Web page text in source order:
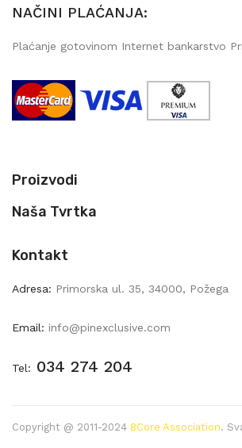
NAČINI PLAĆANJA:
Plaćanje gotovinom Internet bankarstvo
Proizvodi
Naša Tvrtka
Kontakt
Adresa: Primorska ul. 35, 34000, Požega
Email: info@pinexclusive.com
Tel: 034 274 204
Copyright @ 2011-2024 8Core Association.